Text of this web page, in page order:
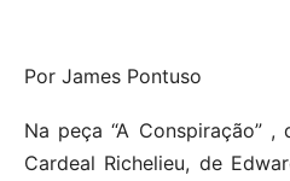
Por James Pontuso
Na peça “A Conspiração”
Cardeal Richelieu, de